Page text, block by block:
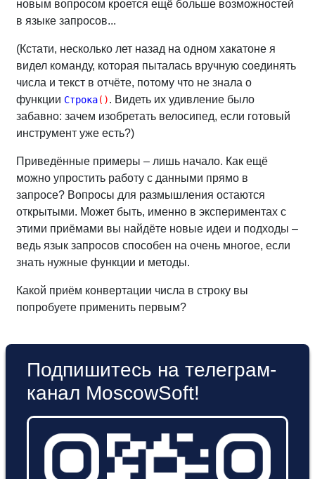
новым вопросом кроется ещё больше возможностей
в языке запросов...
(Кстати, несколько лет назад на одном хакатоне я
видел команду, которая пыталась вручную соединять
числа и текст в отчёте, потому что не знала о
функции Строка( ). Видеть их удивление было
забавно: зачем изобретать велосипед, если готовый
инструмент уже есть?)
Приведённые примеры – лишь начало. Как ещё
можно упростить работу с данными прямо в
запросе? Вопросы для размышления остаются
открытыми. Может быть, именно в экспериментах с
этими приёмами вы найдёте новые идеи и подходы –
ведь язык запросов способен на очень многое, если
знать нужные функции и методы.
Какой приём конвертации числа в строку вы
попробуете применить первым?
Подпишитесь на телеграм-
канал MoscowSoft!